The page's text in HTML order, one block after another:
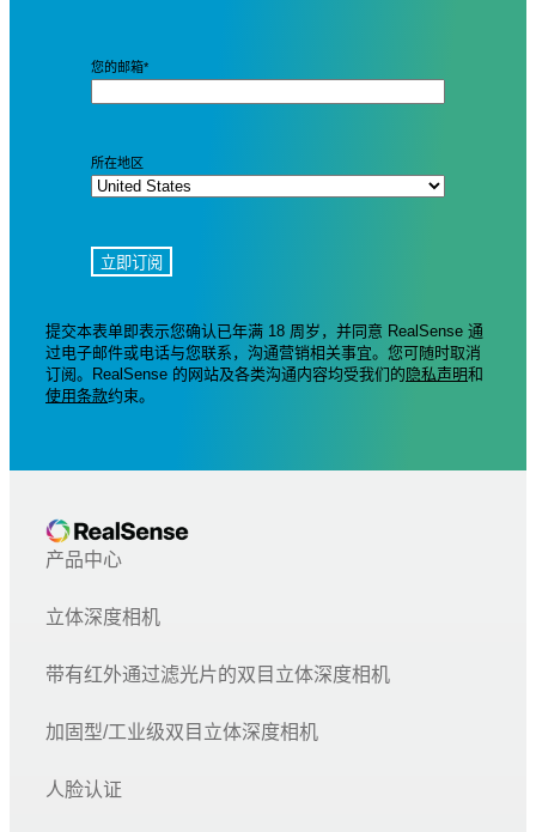
您的邮箱*
所在地区
提交本表单即表示您确认已年满 18 周岁，并同意 RealSense 通
过电子邮件或电话与您联系，沟通营销相关事宜。您可随时取消
订阅。RealSense 的网站及各类沟通内容均受我们的 隐私声明和
使用条款约束。
产品中心
立体深度相机
带有红外通过滤光片的双目立体深度相机
加固型/工业级双目立体深度相机
人脸认证